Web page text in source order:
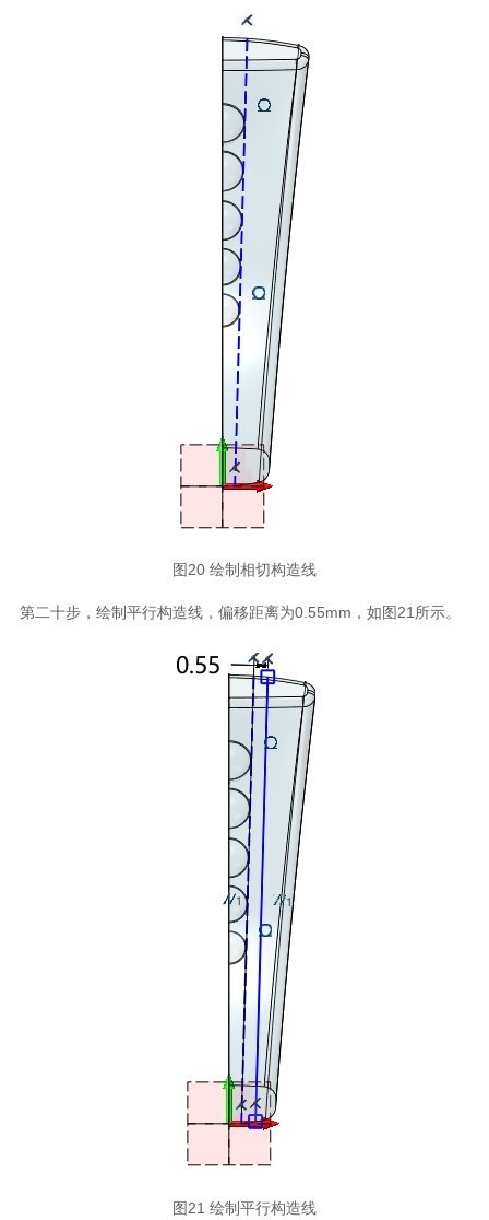
图20 绘制相切构造线
第二十步，绘制平行构造线，偏移距离为0.55mm，如图21所示。
图21 绘制平行构造线